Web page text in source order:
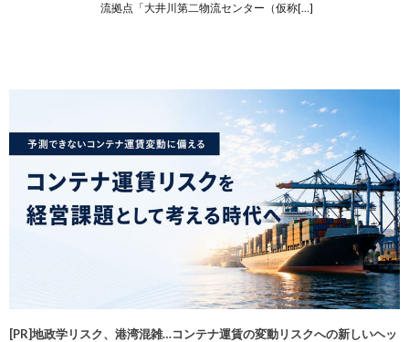
流拠点「大井川第二物流センター（仮称[…]
[PR]地政学リスク、港湾混雑…コンテナ運賃の変動リスクへの新しいヘッ